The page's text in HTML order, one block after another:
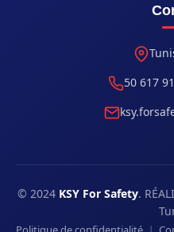
50 617
© 2024 KSY For Safety.